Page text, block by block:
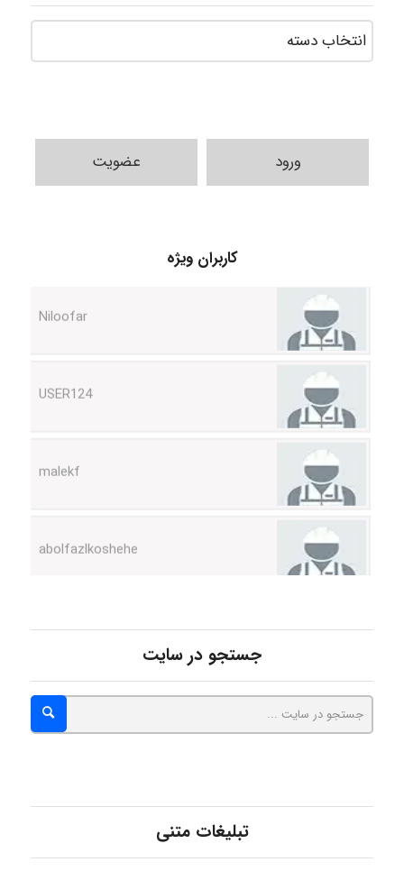
ورود عضویت
کاربران ویژه
HaddadiMahsa
fatima
Jafar Tym
جستجو در سایت
تبلیغات متنی